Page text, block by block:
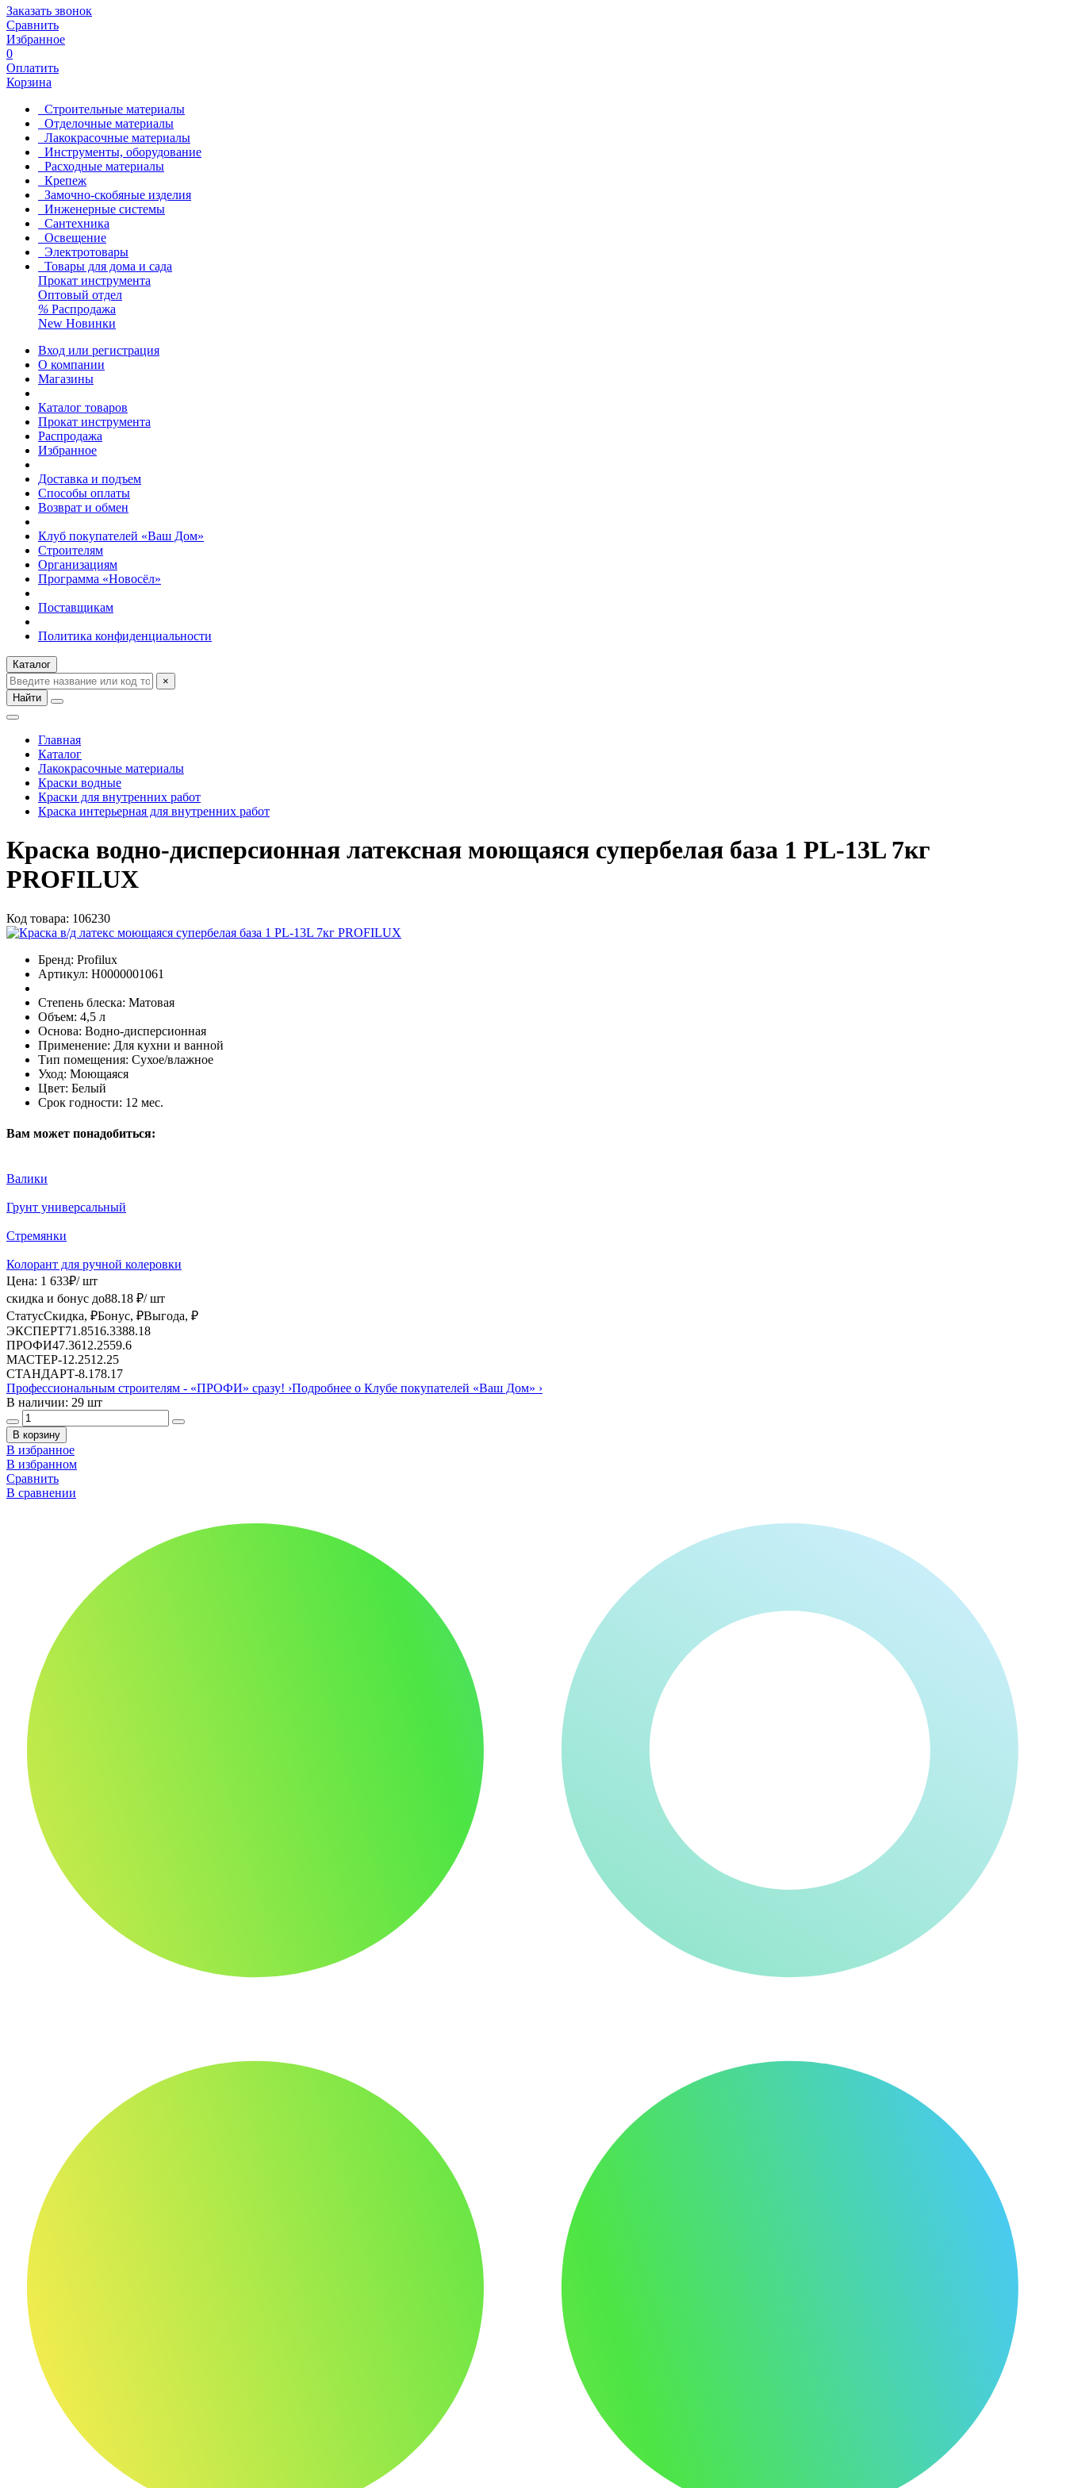
Заказать звонок
Сравнить
Избранное
0
Оплатить
Корзина
Строительные материалы
Отделочные материалы
Лакокрасочные материалы
Инструменты, оборудование
Расходные материалы
Крепеж
Замочно-скобяные изделия
Инженерные системы
Сантехника
Освещение
Электротовары
Товары для дома и сада
Прокат инструмента
Оптовый отдел
% Распродажа
New Новинки
Вход или регистрация
О компании
Магазины
Каталог товаров
Прокат инструмента
Распродажа
Избранное
Доставка и подъем
Способы оплаты
Возврат и обмен
Клуб покупателей «Ваш Дом»
Строителям
Организациям
Программа «Новосёл»
Поставщикам
Политика конфиденциальности
Каталог
×
Найти
Главная
Каталог
Лакокрасочные материалы
Краски водные
Краски для внутренних работ
Краска интерьерная для внутренних работ
Краска водно-дисперсионная латексная моющаяся супербелая база 1 PL-13L 7кг
PROFILUX
Код товара: 106230
Бренд: Profilux
Артикул: Н0000001061
Степень блеска: Матовая
Объем: 4,5 л
Основа: Водно-дисперсионная
Применение: Для кухни и ванной
Тип помещения: Сухое/влажное
Уход: Моющаяся
Цвет: Белый
Срок годности: 12 мес.
Вам может понадобиться:
Валики
Грунт универсальный
Стремянки
Колорант для ручной колеровки
Цена: 1 633₽/ шт
скидка и бонус до88.18 ₽/ шт
СтатусСкидка, ₽Бонус, ₽Выгода, ₽
ЭКСПЕРТ71.8516.3388.18
ПРОФИ47.3612.2559.6
МАСТЕР-12.2512.25
СТАНДАРТ-8.178.17
Профессиональным строителям - «ПРОФИ» сразу! ›Подробнее о Клубе покупателей «Ваш Дом» ›
В наличии: 29 шт
В корзину
В избранное
В избранном
Сравнить
В сравнении